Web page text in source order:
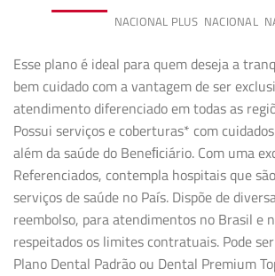
NACIONAL PLUS NACIONAL
Esse plano é ideal para quem deseja a
bem cuidado com a vantagem de ser
atendimento diferenciado em todas as
Possui serviços e coberturas* com
além da saúde do Beneﬁciário. Com uma
Referenciados, contempla hospitais que
serviços de saúde no País. Dispõe de
reembolso, para atendimentos no Brasil e
respeitados os limites contratuais. Pode
Plano Dental Padrão ou Dental Premium